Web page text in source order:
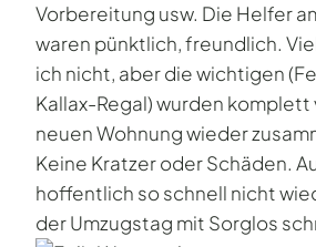
Vorbereitung usw. Die Helfer
waren pünktlich, freundlich.
ich nicht, aber die wichtigen
Kallax-Regal) wurden
neuen Wohnung wieder
Keine Kratzer oder Schäden.
hoffentlich so schnell nicht
der Umzugstag mit Sorglos